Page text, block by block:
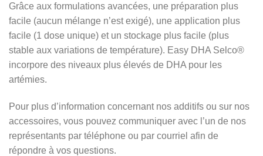
Grâce aux formulations avancées, une préparation plus
facile (aucun mélange n’est exigé), une application plus
facile (1 dose unique) et un stockage plus facile (plus
stable aux variations de température). Easy DHA Selco®
incorpore des niveaux plus élevés de DHA pour les
artémies.
Pour plus d’information concernant nos additifs ou sur nos
accessoires, vous pouvez communiquer avec l’un de nos
représentants par téléphone ou par courriel afin de
répondre à vos questions.